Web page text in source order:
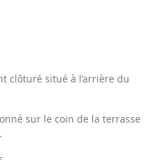
clôturé situé à l’arrière du
sur le coin de la terrasse